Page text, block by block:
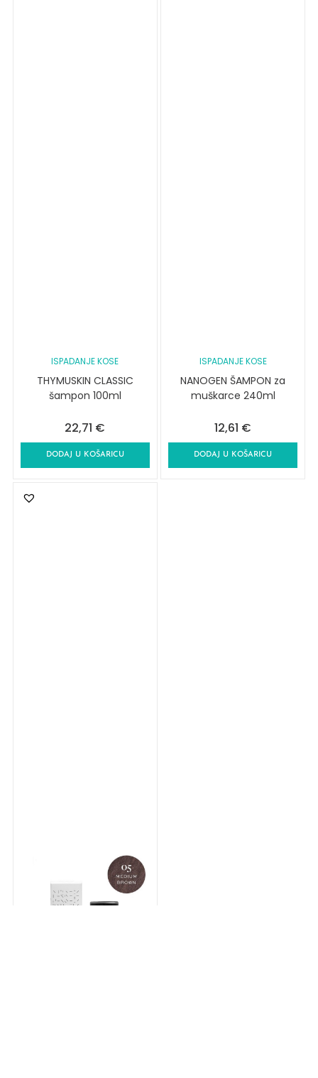
ISPADANJE KOSE
THYMUSKIN CLASSIC
šampon 100ml
22,71 €
DODAJ U KOŠARICU
ISPADANJE KOSE
NANOGEN ŠAMPON za
muškarce 240ml
12,61 €
DODAJ U KOŠARICU